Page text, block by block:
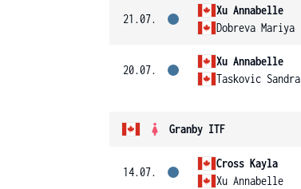
21.07.
Xu Annabelle
Dobreva Mariya
20.07.
Xu Annabelle
Taskovic Sandra
Granby ITF
14.07.
Cross Kayla
Xu Annabelle